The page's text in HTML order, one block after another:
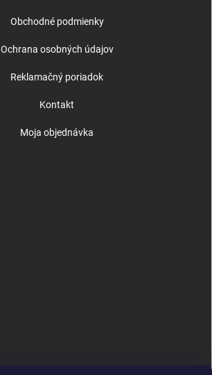
Obchodné podmienky
Ochrana osobných údajov
Reklamačný poriadok
Kontakt
Moja objednávka